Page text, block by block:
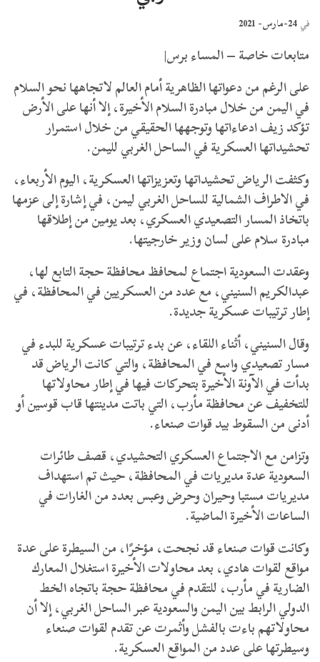
في 24-مارس- 2021
متابعات خاصة – المساء برس|
على الرغم من دعواتها الظاهرية أمام العالم لاتجاهها نحو السلام
في اليمن من خلال مبادرة السلام الأخيرة، إلا أنها على الأرض
تؤكد زيف ادعاءاتها وتوجهها الحقيقي من خلال استمرار
تحشيداتها العسكرية في الساحل الغربي لليمن.
وكثفت الرياض تحشيداتها وتعزيزاتها العسكرية، اليوم الأربعاء،
في الاطراف الشمالية للساحل الغربي ليمن، في إشارة إلى عزمها
باتخاذ المسار التصعيدي العسكري، بعد يومين من إطلاقها
مبادرة سلام على لسان وزير خارجيتها.
وعقدت السعودية اجتماع لمحافظ محافظة حجة التابع لها،
عبدالكريم السنيني، مع عدد من العسكريين في المحافظة، في
إطار ترتيبات عسكرية جديدة.
وقال السنيني، أثناء اللقاء، عن بدء ترتيبات عسكرية للبدء في
مسار تصعيدي واسع في المحافظة، والتي كانت الرياض قد
بدأت في الآونة الأخيرة بتحركات فيها في إطار محاولاتها
للتخفيف عن محافظة مأرب، التي باتت مدينتها قاب قوسين أو
أدنى من السقوط بيد قوات صنعاء.
وتزامن مع الاجتماع العسكري التحشيدي، قصف طائرات
السعودية عدة مديريات في المحافظة، حيث تم استهداف
مديريات مستبا وحيران وحرض وعبس بعدد من الغارات في
الساعات الأخيرة الماضية.
وكانت قوات صنعاء قد نجحت، مؤخرًا، من السيطرة على عدة
مواقع لقوات هادي، بعد محاولات الأخيرة استغلال المعارك
الضارية في مأرب، للتقدم في محافظة حجة باتجاه الخط
الدولي الرابط بين اليمن والسعودية عبر الساحل الغربي، إلا أن
محاولاتهم باءت بالفشل وأثمرت عن تقدم لقوات صنعاء
وسيطرتها على عدد من المواقع العسكرية.